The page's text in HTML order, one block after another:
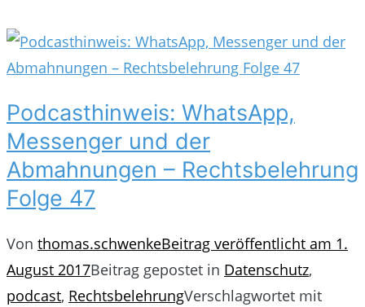
Podcasthinweis: WhatsApp,
Messenger und der
Abmahnungen – Rechtsbelehrung
Folge 47
Von thomas.schwenkeBeitrag veröffentlicht am 1.
August 2017Beitrag gepostet in Datenschutz,
podcast, RechtsbelehrungVerschlagwortet mit